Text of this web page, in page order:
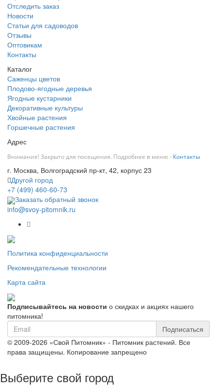
Отследить заказ
Новости
Статьи для садоводов
Отзывы
Оптовикам
Контакты
Каталог
Саженцы цветов
Плодово-ягодные деревья
Ягодные кустарники
Декоративные культуры
Хвойные растения
Горшечные растения
Адрес
Внимание! Закрыто для посещения. Подробнее в меню - Контакты
г. Москва, Волгоградский пр-кт, 42, корпус 23
Другой город
+7 (499) 460-60-73
Заказать обратный звонок
info@svoy-pitomnik.ru
Политика конфиденциальности
Рекомендательные технологии
Карта сайта
Подписывайтесь на новости о скидках и акциях нашего
питомника!
Подписаться
© 2009-2026 «Свой Питомник» - Питомник растений. Все
права защищены. Копирование запрещено
Выберите свой город